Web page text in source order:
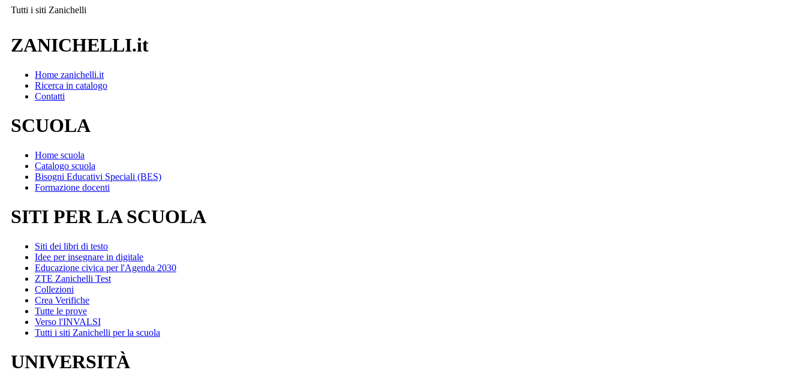
Tutti i siti Zanichelli
ZANICHELLI.it
Home zanichelli.it
Ricerca in catalogo
Contatti
SCUOLA
Home scuola
Catalogo scuola
Bisogni Educativi Speciali (BES)
Formazione docenti
SITI PER LA SCUOLA
Siti dei libri di testo
Idee per insegnare in digitale
Educazione civica per l'Agenda 2030
ZTE Zanichelli Test
Collezioni
Crea Verifiche
Tutte le prove
Verso l'INVALSI
Tutti i siti Zanichelli per la scuola
UNIVERSITÀ